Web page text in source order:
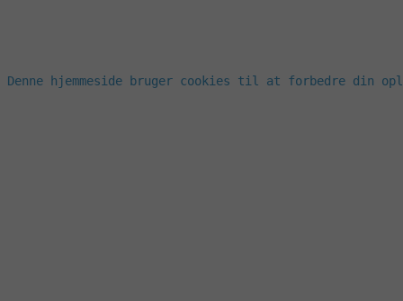
Denne hjemmeside bruger cookies til at forbedre din